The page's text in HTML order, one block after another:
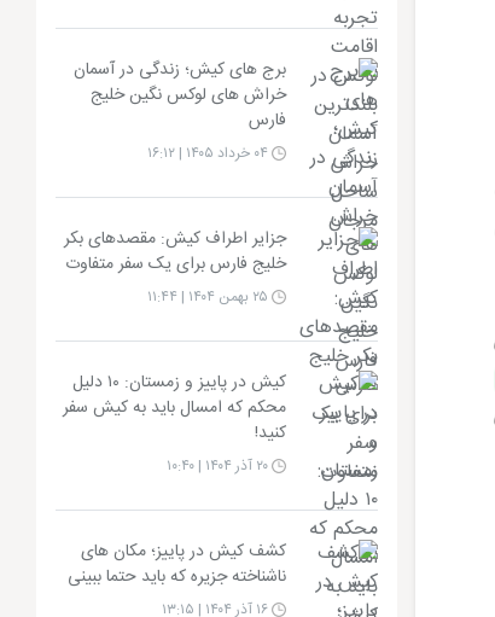
برج های کیش؛ زندگی در آسمان
خراش های لوکس نگین خلیج
فارس
جزایر اطراف کیش: مقصدهای بکر
خلیج فارس برای یک سفر متفاوت
کیش در پاییز و زمستان: ۱۰ دلیل
محکم که امسال باید به کیش سفر
کنید!
۲۰ آذر ۱۴۰۴ | ۱۰:۴۰
کشف کیش در پاییز؛ مکان های
ناشناخته جزیره که باید حتما ببینی
۱۶ آذر ۱۴۰۴ | ۱۳:۱۵